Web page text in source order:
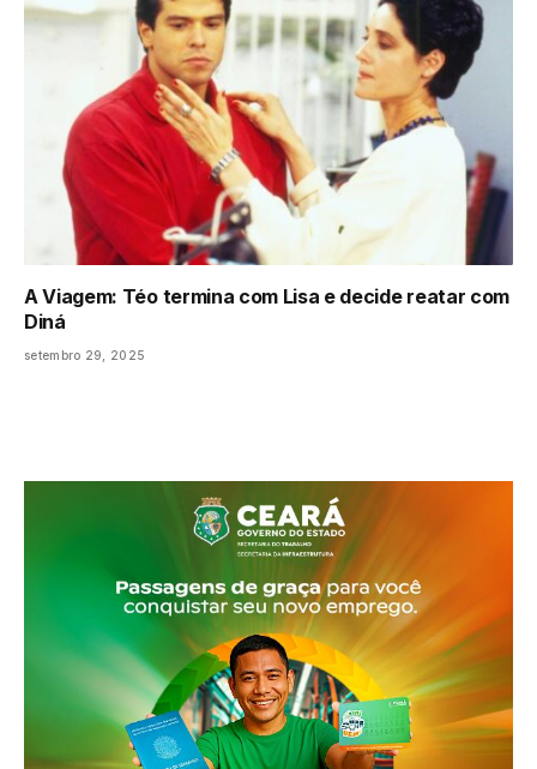
A Viagem: Téo termina com Lisa e decide reatar com
Diná
setembro 29, 2025